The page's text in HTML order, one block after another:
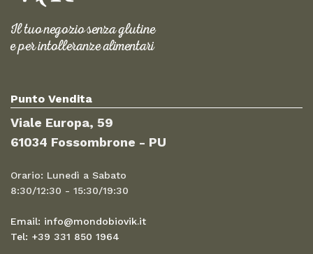
Il tuo negozio senza glutine
e per intolleranze alimentari
Punto Vendita
Viale Europa, 59
61034 Fossombrone - PU
Orario: Lunedì a Sabato
8:30/12:30 - 15:30/19:30
Email: info@mondobiovik.it
Tel: +39 331 850 1964